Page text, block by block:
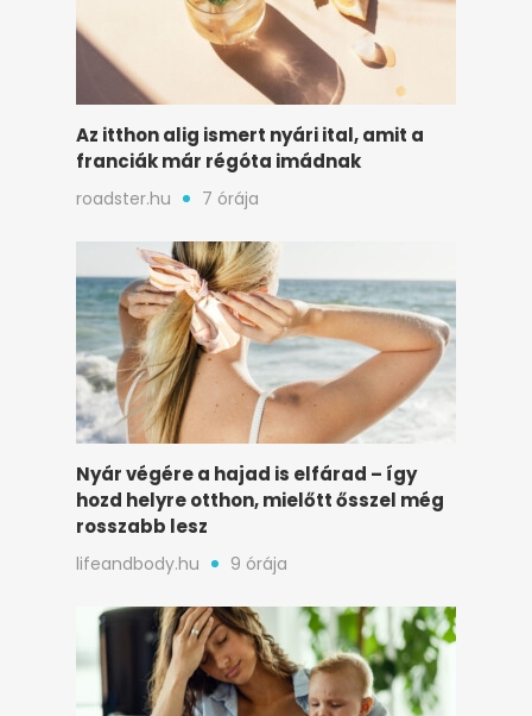
Az itthon alig ismert nyári ital, amit a
franciák már régóta imádnak
roadster.hu 7 órája
Nyár végére a hajad is elfárad – így
hozd helyre otthon, mielőtt ősszel még
rosszabb lesz
lifeandbody.hu 9 órája